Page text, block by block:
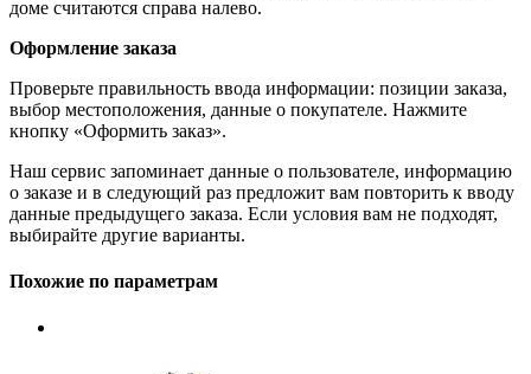
доме считаются справа налево.
Оформление заказа
Проверьте правильность ввода информации: позиции заказа,
выбор местоположения, данные о покупателе. Нажмите
кнопку «Оформить заказ».
Наш сервис запоминает данные о пользователе, информацию
о заказе и в следующий раз предложит вам повторить к вводу
данные предыдущего заказа. Если условия вам не подходят,
выбирайте другие варианты.
Похожие по параметрам